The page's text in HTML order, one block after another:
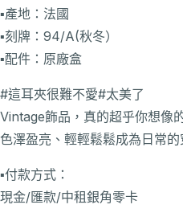
▪️產地：法國
▪️刻牌：94/A(秋冬）
▪️配件：原廠盒
#這耳夾很難不愛#太美了
Vintage飾品，真的超乎你想像
色澤盈亮、輕輕鬆鬆成為日常
▪️付款方式：
現金/匯款/中租銀角零卡